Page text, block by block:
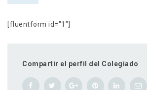
[fluentform id="1"]
Compartir el perfil del Colegiado